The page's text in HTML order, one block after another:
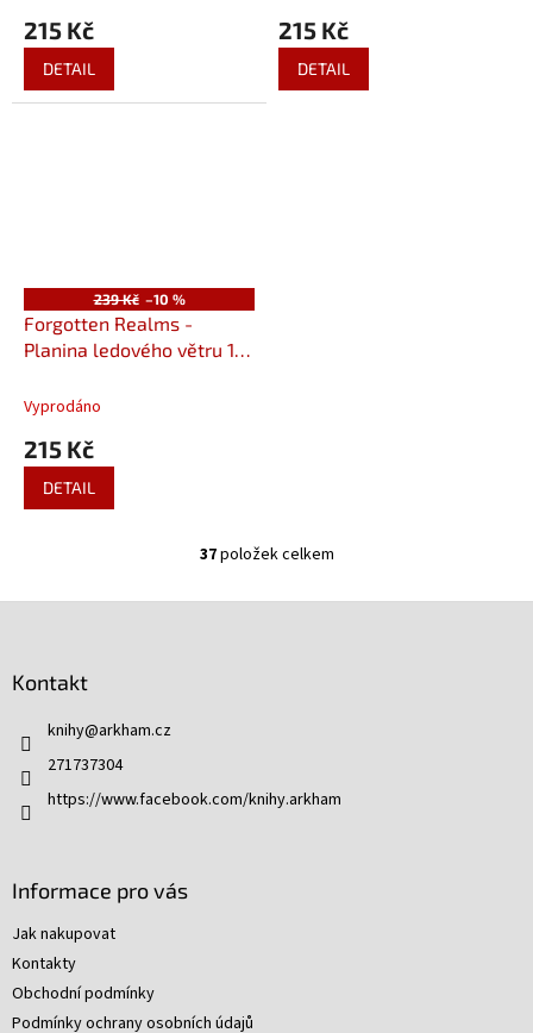
215 Kč
DETAIL
215 Kč
DETAIL
239 Kč –10 %
Forgotten Realms -
Planina ledového větru 1 -
Vyprodáno
215 Kč
DETAIL
O
l
v
k
37položek celkem
Kontakt
knihy@arkham.cz
271737304
https://www.facebook.com/knihy.arkham
Informace pro vás
Jak nakupovat
Kontakty
Obchodní podmínky
Podmínky ochrany osobních údajů